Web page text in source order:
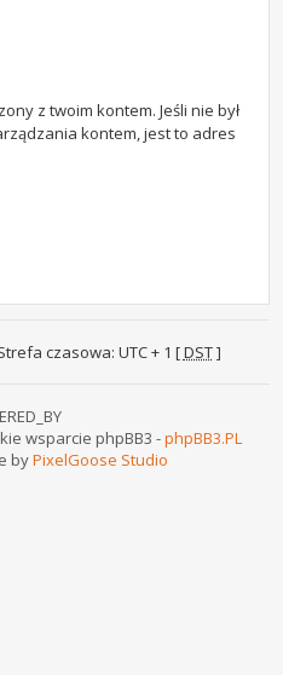
z twoim kontem. Jeśli nie był
kontem, jest to adres
czasowa: UTC + 1 [DST]
wsparcie phpBB3 -phpBB3.PL
byPixelGoose Studio